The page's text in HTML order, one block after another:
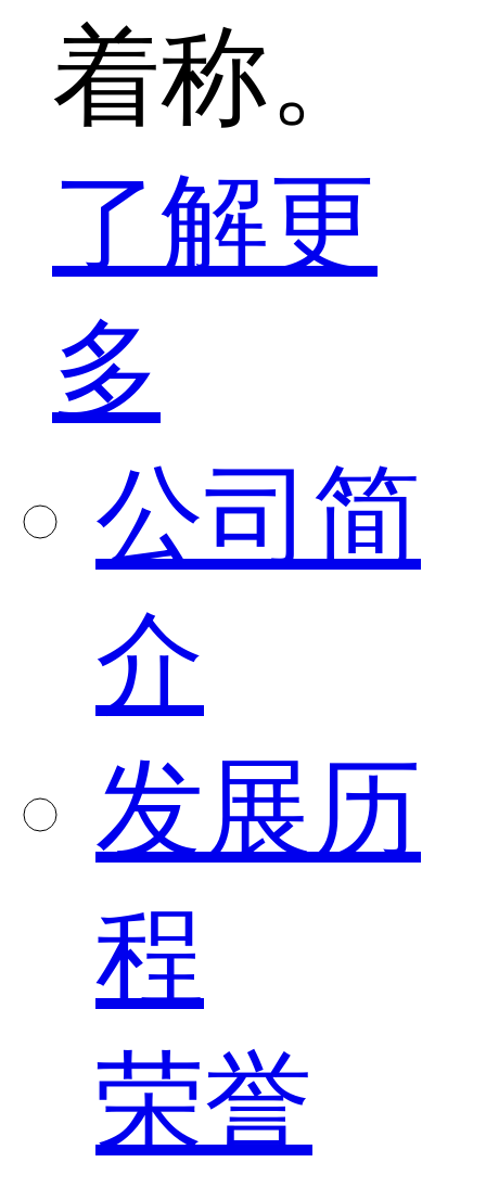
着称。
了解更
多
公司简
介
发展历
程
荣誉